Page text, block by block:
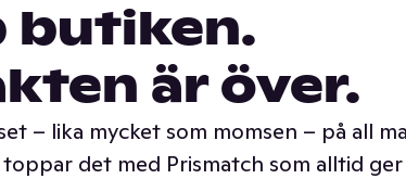
butiken.
är över.
– lika mycket som momsen – på all
det med Prismatch som alltid ger